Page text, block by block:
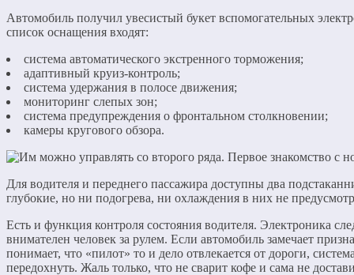
Автомобиль получил увесистый букет вспомогательных
список оснащения входят:
система автоматического экстренного торможения;
адаптивный круиз-контроль;
система удержания в полосе движения;
мониторинг слепых зон;
система предупреждения о фронтальном столкновении;
камеры кругового обзора.
Для водителя и переднего пассажира доступны два
глубокие, но ни подогрева, ни охлаждения в них не
Есть и функция контроля состояния водителя. Электроника
внимателен человек за рулем. Если автомобиль замечает
понимает, что «пилот» то и дело отвлекается от дороги,
передохнуть. Жаль только, что не сварит кофе и сама не